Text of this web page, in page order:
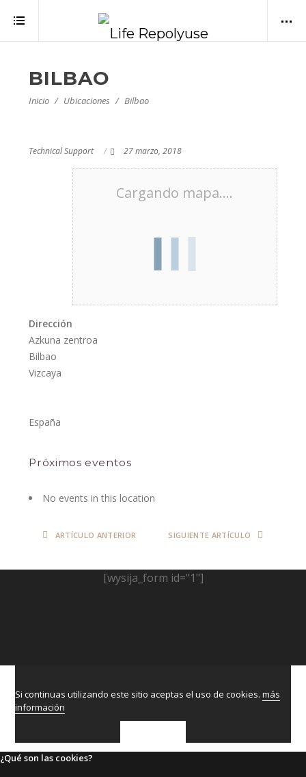
BILBAO
Inicio Ubicaciones Bilbao
Technical Support 27 marzo, 2018
Cargando mapa....
Dirección
Azkuna zentroa
Bilbao
Vizcaya
España
Próximos eventos
No events in this location
ARTÍCULO ANTERIOR SIGUIENTE ARTÍCULO
[wysija_form id="1"]
Si continuas utilizando este sitio aceptas el uso de cookies.más
información
¿Qué son las cookies?